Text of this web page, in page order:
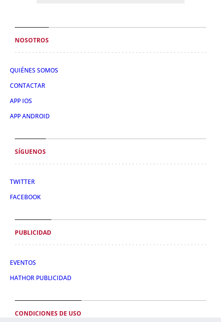
NOSOTROS
QUIÉNES SOMOS
CONTACTAR
APP IOS
APP ANDROID
SÍGUENOS
TWITTER
FACEBOOK
PUBLICIDAD
EVENTOS
HATHOR PUBLICIDAD
CONDICIONES DE USO